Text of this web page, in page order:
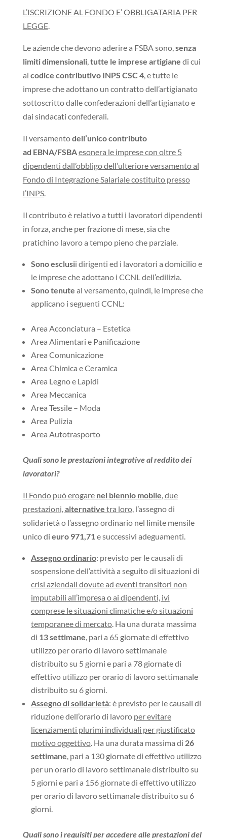
L’ISCRIZIONE AL FONDO E’ OBBLIGATARIA PER
LEGGE.
Le aziende che devono aderire a FSBA sono,senza
limiti dimensionali,tutte le imprese artigiane di cui
al codice contributivo INPS CSC 4, e tutte le
imprese che adottano un contratto dell’artigianato
sottoscritto dalle confederazioni dell’artigianato e
dai sindacati confederali.
Il versamentodell’unico contributo
ad EBNA/FSBAesonera le imprese con oltre 5
dipendenti dall’obbligo dell’ulteriore versamento al
Fondo di Integrazione Salariale costituito presso
l’INPS.
Il contributo è relativo a tutti i lavoratori dipendenti
in forza, anche per frazione di mese, sia che
pratichino lavoro a tempo pieno che parziale.
Sono esclusii dirigenti ed i lavoratori a domicilio e
le imprese che adottano i CCNL dell’edilizia.
Sono tenute al versamento, quindi, le imprese che
applicano i seguenti CCNL:
Area Acconciatura – Estetica
Area Alimentari e Panificazione
Area Comunicazione
Area Chimica e Ceramica
Area Legno e Lapidi
Area Meccanica
Area Tessile – Moda
Area Pulizia
Area Autotrasporto
Quali sono le prestazioni integrative al reddito dei
lavoratori?
Il Fondo può erogare nel biennio mobile, due
prestazioni,alternative tra loro, l’assegno di
solidarietà o l’assegno ordinario nel limite mensile
unico di euro 971,71e successivi adeguamenti.
Assegno ordinario: previsto per le causali di
sospensione dell’attività a seguito di situazioni di
crisi aziendali dovute ad eventi transitori non
imputabili all’impresa o ai dipendenti, ivi
comprese le situazioni climatiche e/o situazioni
temporanee di mercato. Ha una durata massima
di 13 settimane, pari a 65 giornate di effettivo
utilizzo per orario di lavoro settimanale
distribuito su 5 giorni e pari a 78 giornate di
effettivo utilizzo per orario di lavoro settimanale
distribuito su 6 giorni.
Assegno di solidarietà: è previsto per le causali di
riduzione dell’orario di lavoro per evitare
licenziamenti plurimi individuali per giustificato
motivo oggettivo. Ha una durata massima di 26
settimane, pari a 130 giornate di effettivo utilizzo
per un orario di lavoro settimanale distribuito su
5 giorni e pari a 156 giornate di effettivo utilizzo
per orario di lavoro settimanale distribuito su 6
giorni.
Quali sono i requisitiper accedere alle prestazioni del